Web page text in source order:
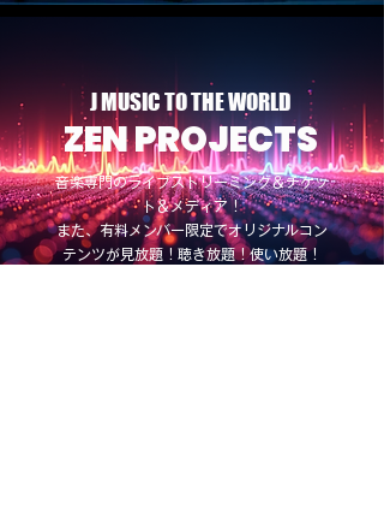
J MUSIC TO THE WORLD
ZEN PROJECTS
音楽専門のライブストリーミング＆チケッ
ト＆メディア！
また、有料メンバー限定でオリジナルコン
テンツが見放題！聴き放題！使い放題！